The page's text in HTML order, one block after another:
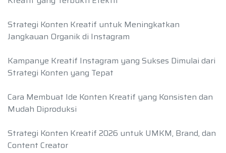
Strategi Konten Kreatif untuk Meningkatkan
Jangkauan Organik di Instagram
Kampanye Kreatif Instagram yang Sukses Dimulai dari
Strategi Konten yang Tepat
Cara Membuat Ide Konten Kreatif yang Konsisten dan
Mudah Diproduksi
Strategi Konten Kreatif 2026 untuk UMKM, Brand, dan
Content Creator